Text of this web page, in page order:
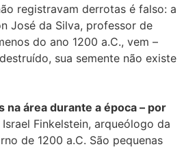
registravam derrotas é falso: a
José da Silva, professor de
do ano 1200 a.C., vem –
sua semente não existe
na área durante a época – por
Finkelstein, arqueólogo da
de 1200 a.C. São pequenas